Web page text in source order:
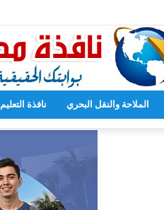
تفتح أبوابها لاستقبال الطلاب الجدد
الملاحة والنقل البحري نافذة التعليم